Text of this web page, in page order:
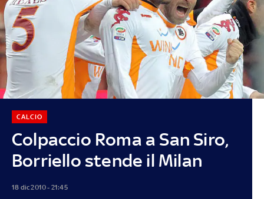
Colpaccio Roma a San Siro,
Borriello stende il Milan
CALCIO
18 dic 2010 - 21:45